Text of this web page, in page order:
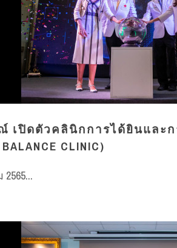
เปิดตัวคลินิกการได้ยินและก
BALANCE CLINIC)